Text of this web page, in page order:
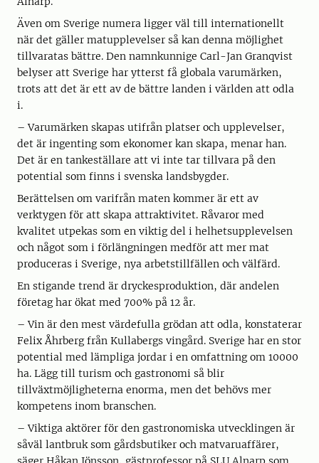
Även om Sverige numera ligger väl till internationellt
när det gäller matupplevelser så kan denna möjlighet
tillvaratas bättre. Den namnkunnige Carl-Jan Granqvist
belyser att Sverige har ytterst få globala varumärken,
trots att det är ett av de bättre landen i världen att odla
i.
– Varumärken skapas utifrån platser och upplevelser,
det är ingenting som ekonomer kan skapa, menar han.
Det är en tankeställare att vi inte tar tillvara på den
potential som finns i svenska landsbygder.
Berättelsen om varifrån maten kommer är ett av
verktygen för att skapa attraktivitet. Råvaror med
kvalitet utpekas som en viktig del i helhetsupplevelsen
och något som i förlängningen medför att mer mat
produceras i Sverige, nya arbetstillfällen och välfärd.
En stigande trend är dryckesproduktion, där andelen
företag har ökat med 700% på 12 år.
– Vin är den mest värdefulla grödan att odla, konstaterar
Felix Åhrberg från Kullabergs vingård. Sverige har en stor
potential med lämpliga jordar i en omfattning om 10000
ha. Lägg till turism och gastronomi så blir
tillväxtmöjligheterna enorma, men det behövs mer
kompetens inom branschen.
– Viktiga aktörer för den gastronomiska utvecklingen är
såväl lantbruk som gårdsbutiker och matvaruaffärer,